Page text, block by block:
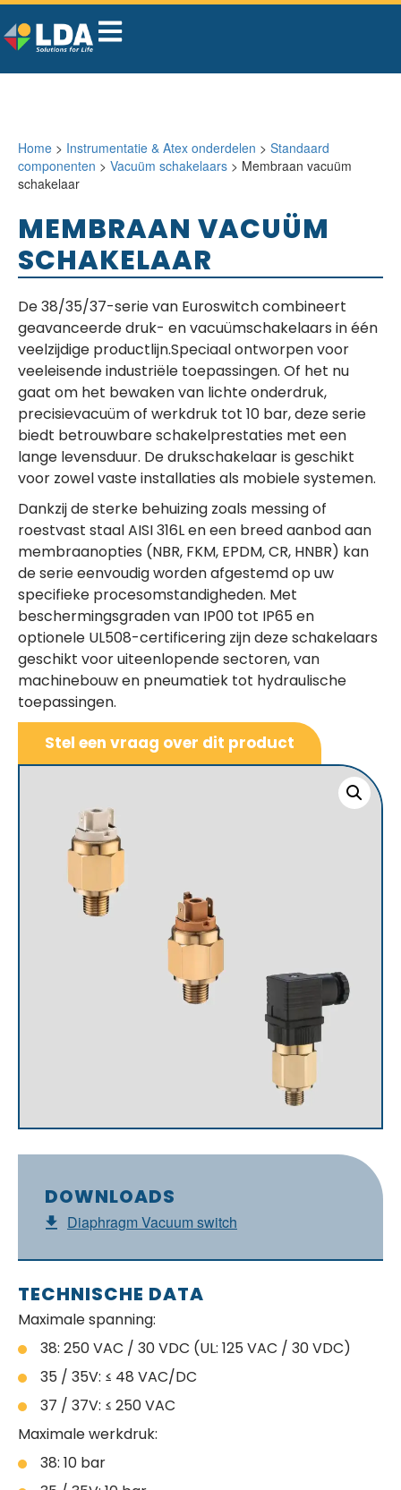
Home > Instrumentatie & Atex onderdelen > Standaard
componenten > Vacuüm schakelaars > Membraan vacuüm
schakelaar
DOWNLOADS
Diaphragm Vacuum switch
TECHNISCHE DATA
Maximale spanning:
38: 250 VAC / 30 VDC (UL: 125 VAC / 30 VDC)
35 / 35V: ≤ 48 VAC/DC
37 / 37V: ≤ 250 VAC
Maximale werkdruk:
38: 10 bar
MEMBRAAN VACUÜM
SCHAKELAAR
De 38/35/37-serie van Euroswitch combineert
geavanceerde druk- en vacuümschakelaars in één
veelzijdige productlijn.Speciaal ontworpen voor
veeleisende industriële toepassingen. Of het nu
gaat om het bewaken van lichte onderdruk,
precisievacuüm of werkdruk tot 10 bar, deze serie
biedt betrouwbare schakelprestaties met een
lange levensduur. De drukschakelaar is geschikt
voor zowel vaste installaties als mobiele systemen.
Dankzij de sterke behuizing zoals messing of
roestvast staal AISI 316L en een breed aanbod aan
membraanopties (NBR, FKM, EPDM, CR, HNBR) kan
de serie eenvoudig worden afgestemd op uw
specifieke procesomstandigheden. Met
beschermingsgraden van IP00 tot IP65 en
optionele UL508-certificering zijn deze schakelaars
geschikt voor uiteenlopende sectoren, van
machinebouw en pneumatiek tot hydraulische
toepassingen.
Stel een vraag over dit product